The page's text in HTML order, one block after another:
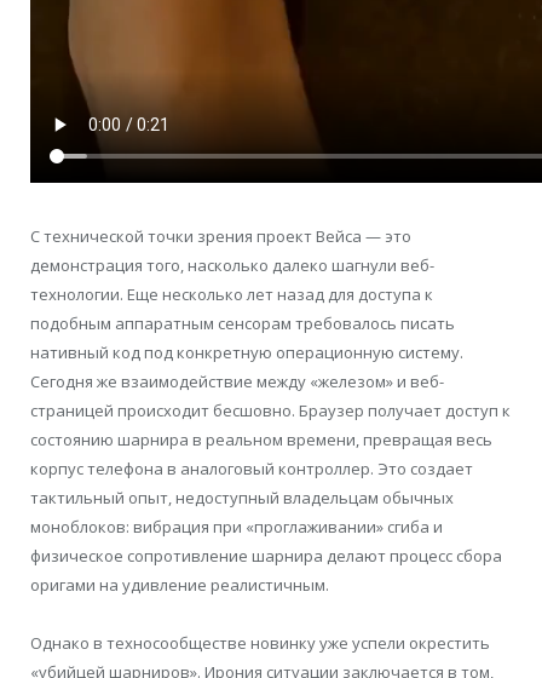
С технической точки зрения проект Вейса — это
демонстрация того, насколько далеко шагнули веб-
технологии. Еще несколько лет назад для доступа к
подобным аппаратным сенсорам требовалось писать
нативный код под конкретную операционную систему.
Сегодня же взаимодействие между «железом» и веб-
страницей происходит бесшовно. Браузер получает доступ к
состоянию шарнира в реальном времени, превращая весь
корпус телефона в аналоговый контроллер. Это создает
тактильный опыт, недоступный владельцам обычных
моноблоков: вибрация при «проглаживании» сгиба и
физическое сопротивление шарнира делают процесс сбора
оригами на удивление реалистичным.
Однако в техносообществе новинку уже успели окрестить
«убийцей шарниров». Ирония ситуации заключается в том,